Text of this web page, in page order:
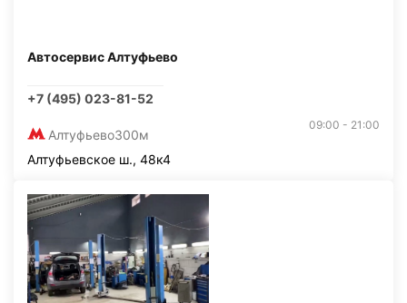
Автосервис Алтуфьево
+7 (495) 023-81-52
Алтуфьево300м
09:00 - 21:00
Алтуфьевское ш., 48к4